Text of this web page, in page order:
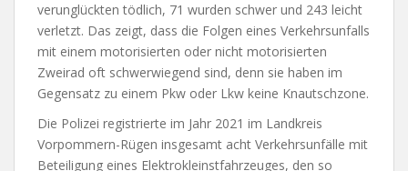
verunglückten tödlich, 71 wurden schwer und 243 leicht
verletzt. Das zeigt, dass die Folgen eines Verkehrsunfalls
mit einem motorisierten oder nicht motorisierten
Zweirad oft schwerwiegend sind, denn sie haben im
Gegensatz zu einem Pkw oder Lkw keine Knautschzone.
Die Polizei registrierte im Jahr 2021 im Landkreis
Vorpommern-Rügen insgesamt acht Verkehrsunfälle mit
Beteiligung eines Elektrokleinstfahrzeuges, den so